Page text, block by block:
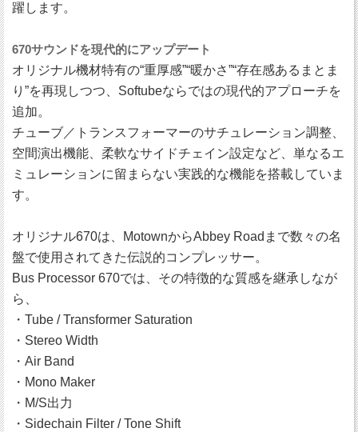
躍します。
670サウンドを現代的にアップデート
オリジナル機材特有の“重厚感”“暖かさ”“存在感あるまとま
り”を再現しつつ、Softubeならではの現代的アプローチを
追加。
チューブ／トランスフォーマーのサチュレーション調整、
空間演出機能、柔軟なサイドチェイン設定など、単なるエ
ミュレーションに留まらない実践的な機能を搭載していま
す。
オリジナル670は、MotownからAbbey Roadまで数々の名
盤で使用されてきた伝説的コンプレッサー。
Bus Processor 670では、その特徴的な質感を継承しなが
ら、
・Tube / Transformer Saturation
・Stereo Width
・Air Band
・Mono Maker
・M/S出力
・Sidechain Filter / Tone Shift